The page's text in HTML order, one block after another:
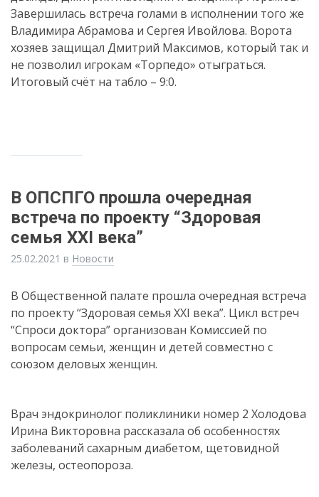
Завершилась встреча голами в исполнении того же
Владимира Абрамова и Сергея Ивойлова. Ворота
хозяев защищал Дмитрий Максимов, который так и
не позволил игрокам «Торпедо» отыграться.
Итоговый счёт на табло – 9:0.
В ОПСПГО прошла очередная
встреча по проекту “Здоровая
семья XXI века”
25.02.2021 в Новости
В Общественной палате прошла очередная встреча
по проекту “Здоровая семья XXI века”. Цикл встреч
“Спроси доктора” организован Комиссией по
вопросам семьи, женщин и детей совместно с
союзом деловых женщин.
Врач эндокринолог поликлиники номер 2 Холодова
Ирина Викторовна рассказала об особенностях
заболеваний сахарным диабетом, щетовидной
железы, остеопороза.